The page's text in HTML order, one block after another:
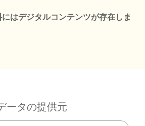
にはデジタルコンテンツが存在しま
ータの提供元